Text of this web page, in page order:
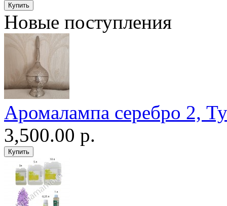
Новые поступления
Аромалампа серебро 2,
3,500.00 р.